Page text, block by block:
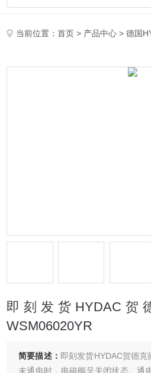
当前位置：首页 > 产品中心 >德国
即刻发货HYDAC贺
WSM06020YR
简要描述： 即刻发货HYDAC贺德克
未通电时，电磁阀呈关闭状态。通